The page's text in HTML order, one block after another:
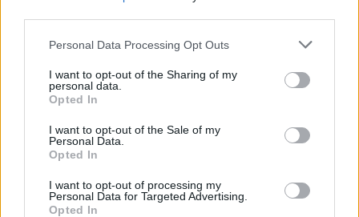
Please note that this website/app uses one or more Google
not limited to your visit or usage behaviour. You may click to
grant or deny consent to Google and its third-party tags to
use your data for below specified purposes in below Google
consent section.
Personal Data Processing Opt Outs
I want to opt-out of the Sharing of my
personal data.
Opted In
I want to opt-out of the Sale of my
Personal Data.
Opted In
I want to opt-out of processing my
Personal Data for Targeted Advertising.
Opted In
Fontos, hogy a gesztenye – szemben más
veszít a vitamintartalmából. A hagyományos